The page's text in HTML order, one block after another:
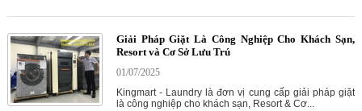
Giải Pháp Giặt Là Công Nghiệp Cho Khách Sạn,
Resort và Cơ Sở Lưu Trú
01/07/2025
Kingmart - Laundry là đơn vị cung cấp giải pháp giặt
là công nghiệp cho khách sạn, Resort & Cơ...